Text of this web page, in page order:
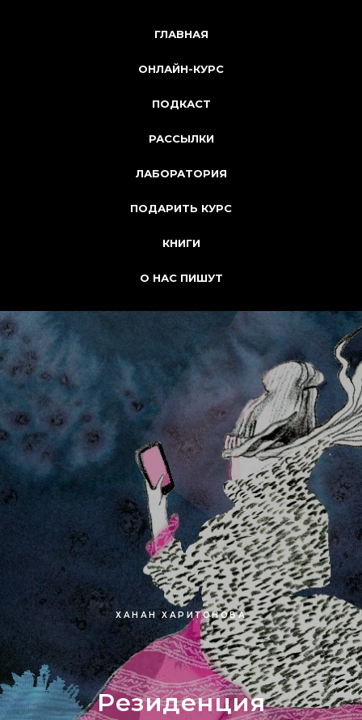
ГЛАВНАЯ
ОНЛАЙН-КУРС
ПОДКАСТ
РАССЫЛКИ
ЛАБОРАТОРИЯ
ПОДАРИТЬ КУРС
КНИГИ
О НАС ПИШУТ
ХАНАН ХАРИТОНОВА
Резиденция